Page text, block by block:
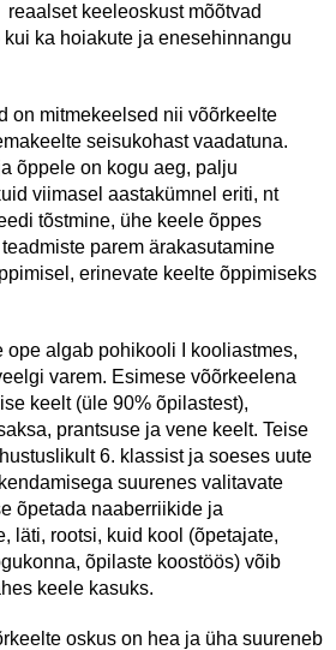
reaalset keeleoskust mõõtvad
ka hoiakute ja enesehinnangu
on mitmekeelsed nii võõrkeelte
seisukohast vaadatuna.
õppele on kogu aeg, palju
viimasel aastakümnel eriti, nt
tõstmine, ühe keele õppes
parem ärakasutamine
erinevate keelte õppimiseks
ope algab pohikooli I kooliastmes,
varem. Esimese võõrkeelena
keelt (üle 90% õpilastest),
prantsuse ja vene keelt. Teise
6. klassist ja soeses uute
suurenes valitavate
õpetada naaberriikide ja
läti, rootsi, kuid kool (õpetajate,
õpilaste koostöös) võib
keele kasuks.
oskus on hea ja üha suureneb